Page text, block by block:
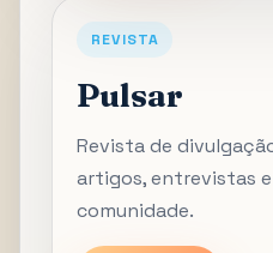
REVISTA
Pulsar
Revista de
artigos, entrevistas
comunidade.